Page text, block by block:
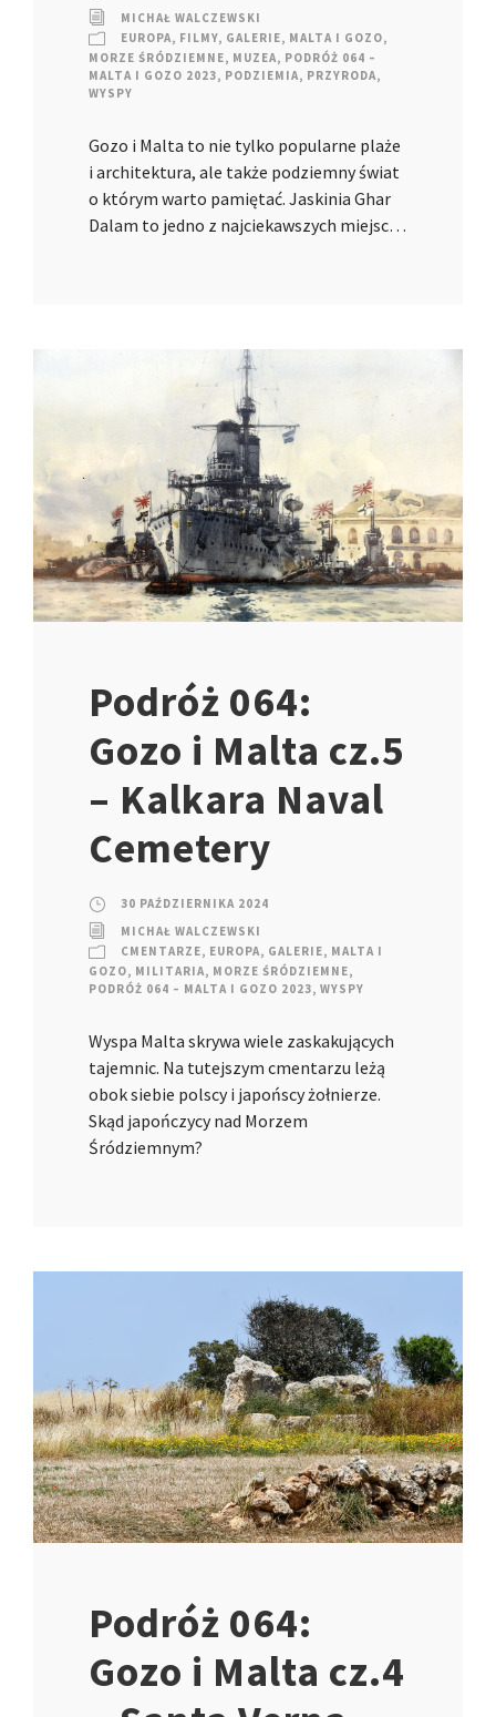
MICHAŁ WALCZEWSKI
EUROPA, FILMY, GALERIE, MALTA I GOZO,
MORZE ŚRÓDZIEMNE, MUZEA, PODRÓŻ 064 –
MALTA I GOZO 2023, PODZIEMIA, PRZYRODA,
WYSPY
Gozo i Malta to nie tylko popularne plaże
i architektura, ale także podziemny świat
o którym warto pamiętać. Jaskinia Ghar
Dalam to jedno z najciekawszych miejsc…
Podróż 064:
Gozo i Malta cz.5
– Kalkara Naval
Cemetery
30 PAŹDZIERNIKA 2024
MICHAŁ WALCZEWSKI
CMENTARZE, EUROPA, GALERIE, MALTA I
GOZO, MILITARIA, MORZE ŚRÓDZIEMNE,
PODRÓŻ 064 – MALTA I GOZO 2023, WYSPY
Wyspa Malta skrywa wiele zaskakujących
tajemnic. Na tutejszym cmentarzu leżą
obok siebie polscy i japońscy żołnierze.
Skąd japończycy nad Morzem
Śródziemnym?
Podróż 064:
Gozo i Malta cz.4